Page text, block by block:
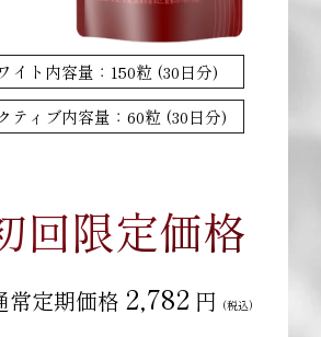
回限定価格
常定期価格 2,782 円 (税込)
イト内容量： 150粒 (30日分)
ティブ内容量： 60粒 (30日分)